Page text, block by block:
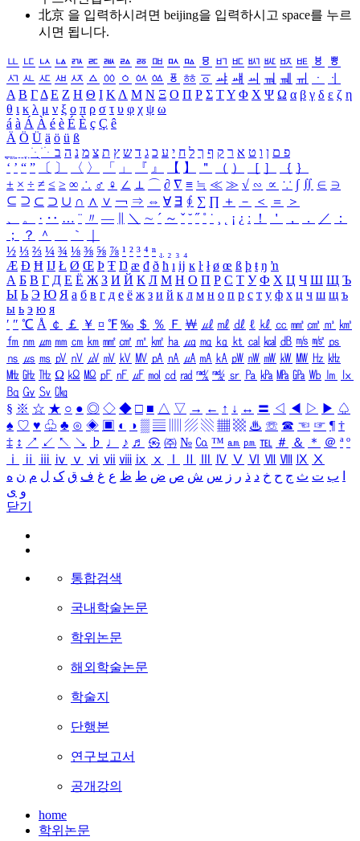
北京 을 입력하시려면 beijing을 입력하시고 space를 누르
시면 됩니다.
ㅥ ㅦ ㅧ ㅨ ㅩ ㅪ ㅫ ㅬ ㅭ ㅮ ㅯ ㅰ ㅱ ㅲ ㅳ ㅴ ㅵ ㅶ ㅷ ㅸ
ㅹ
ㅺ ㅻ ㅼ ㅽ ㅾ ㅿ ㆀ ㆁ ㆂ ㆃ ㆄ ㆅ ㆆ ㆇ ㆈ ㆉ ㆊ ㆋ ㆌ ㆍ
ㆎ
Α Β ΓΔ Ε Ζ Η Θ Ι ΚΛ Μ Ν Ξ Ο Π Ρ Σ ΤΥ Φ Χ Ψ Ω α β γ δ ε ζ η
θ ι κ λ μ ν ξ ο π ρ σ τ υ φ χ ψ ω
á à Á À é è É È ç Ç ê
Ä Ö Ü ä ö ü ß
ִֶֹ ֻּ ׁׂ פ ם ן ו ט א ר ק ף ך ל ח י ע כ ג ד ש ץ ת צ מ נ ה ב
‘ ’ “ ” 〔 〕 〈 〉 「 」 『 』 【 】 ＂ （ ） ［ ］ ｛ ｝
± × ÷ ≠ ≤ ≥ ∞ ∴ ♂ ♀ ∠ ⊥ ⌒ ∂ ∇ ≡ ≒ ≪ ≫ √ ∽ ∝ ∵ ∫ ∬ ∈ ∋
⊆ ⊇ ⊂ ⊃ ∪ ∩ ∧ ∨ ￢ ⇒ ⇔ ∀ ∃ ∮ ∑ ∏ ＋ － ＜ ＝
＞
、
。 · ‥ … ¨ 〃 ― ＼ ∼ ´ ～ ˇ ˘ ˝ ˚ ˙ ¸ ¡ ¿ ː ！ ＇ ， ． ／
：
；
？ ＾ ｀
½ ⅓ ⅔ ¼ ¾ ⅛ ⅜ ⅝ ⅞ ¹ ² ³ ⁴ ⁿ ₁ ₂ ₃ ₄
Æ Ð Ħ Ĳ Ł Ø Œ Þ Ŧ Ŋ æ đ ð ħ ı ĳ ĸ ŀ ł ø œ ß þ ŧ ŋ ŉ
А Б В Г Д Е Ё Ж З И Й К Л М Н О П Р С Т У Ф Х Ц Ч Ш Щ Ъ
Ы Ь Э Ю Я а б в г д е ё ж з и й к л м н о п р с т у ф х ц ч ш щ ъ
ы ь э ю я
′ ″ ℃ Å ￠ ￡ ￥ ¤ ℉ ‰ ＄ ％ Ｆ ￦ ㎕ ㎖ ㎗ ℓ ㎘ ㏄ ㎣ ㎤ ㎥ ㎦
㎙ ㎚ ㎛ ㎜ ㎝ ㎞ ㎟ ㎠ ㎡ ㎢ ㏊ ㎍ ㎎ ㎏ ㏏ ㎈ ㎉ ㏈ ㎧ ㎨ ㎰
㎱ ㎲ ㎳ ㎴ ㎵ ㎶ ㎷ ㎸ ㎹ ㎀ ㎁ ㎂ ㎃ ㎄ ㎺ ㎻ ㎽ ㎾ ㎿ ㎐ ㎑
㎒ ㎓ ㎔ Ω ㏀ ㏁ ㎊ ㎋ ㎌ ㏖ ㏅ ㎭ ㎮ ㎯ ㏛ ㎩ ㎪ ㎫ ㎬ ㏝ ㏐
㏓
㏃ ㏉ ㏜ ㏆
§ ※ ☆ ★ ○ ● ◎ ◇ ◆ □ ■ △ ▽ → ← ↑ ↓ ↔ 〓 ◁ ◀ ▷ ▶ ♤
♠ ♡ ♥ ♧ ♣ ⊙ ◈ ▣ ◐ ◑ ▒ ▤ ▨ ▧ ▦ ▩ ♨ ☏ ☎ ☜ ☞ ¶ †
‡ ↕ ↗ ↙ ↖ ↘ ♭ ♩ ♪ ♬ ㉿ ㈜ № ㏇ ™ ㏂ ㏘ ℡ ＃ ＆ ＊ ＠ ª º
ⅰ
ⅱ ⅲ ⅳ ⅴ ⅵ ⅶ ⅷ ⅸ ⅹ Ⅳ Ⅴ Ⅵ Ⅶ Ⅷ Ⅸ Ⅹ
ب ت ث ج ح خ د ذ ر ز س ش ص ض ط ظ ع غ ف ق ک ل م ن ه
و ی
닫기
통합검색
국내학술논문
학위논문
해외학술논문
학술지
단행본
연구보고서
공개강의
home
학위논문